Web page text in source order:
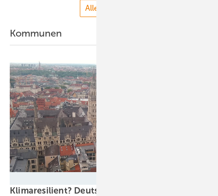
Alle anzeigen
Kommunen
Klimaresilient? Deutschlands Städte verlieren